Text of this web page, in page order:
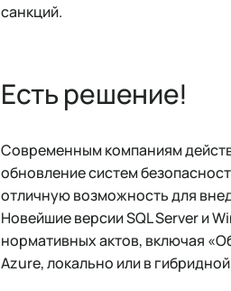
санкций.
Есть решение!
Современным компаниям
обновление систем
отличную возможность для
Новейшие версии SQL Server и
нормативных актов, включая
Azure, локально или в